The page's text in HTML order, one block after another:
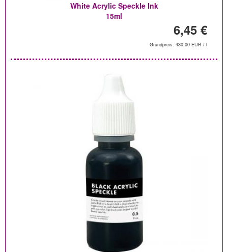
White Acrylic Speckle Ink
15ml
6,45 €
Grundpreis: 430,00 EUR / l